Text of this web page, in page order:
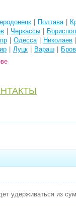
Полтава
Черкассы
Одесса Николаев
Луцк Вараш
удерживаться из